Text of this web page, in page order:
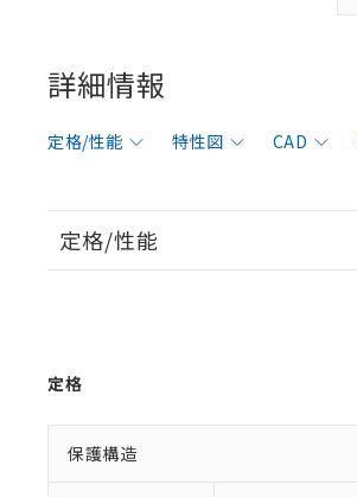
詳細情報
定格/性能 特性図 CAD
定格/性能
定格
保護構造